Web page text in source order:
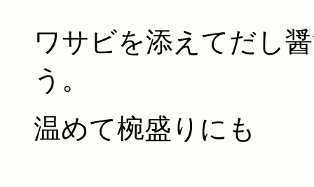
ワサビを添えてだし
う。
温めて椀盛りにも